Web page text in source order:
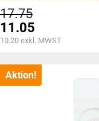
17.75
Preis
war:
CHF17.75
11.05
Aktueller
ist:
CHF11.05.
10.20 exkl. MWST
Aktion!